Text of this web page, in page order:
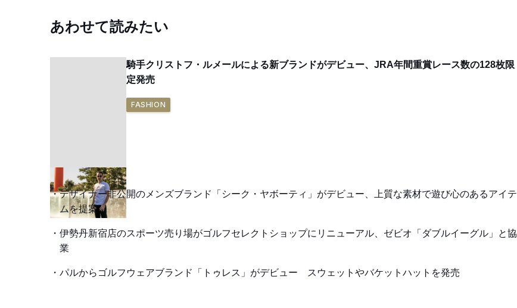
あわせて読みたい
騎手クリストフ・ルメールによる新ブランドがデビュー、JRA年間重賞レース数の128枚限
定発売
FASHION
デザイナー非公開のメンズブランド「シーク・ヤボーティ」がデビュー、上質な素材で遊び心のあるアイテ
ムを提案
伊勢丹新宿店のスポーツ売り場がゴルフセレクトショップにリニューアル、ゼビオ「ダブルイーグル」と協
業
パルからゴルフウェアブランド「トゥレス」がデビュー スウェットやバケットハットを発売